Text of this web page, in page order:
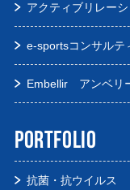
アクティブリレー
e-sportsコンサルテ
Embellir アンベリ
PORTFOLIO
抗菌・抗ウイルス